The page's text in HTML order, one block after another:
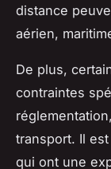
distance
aérien,
De plus,
contraintes
transport. Il
qui ont une